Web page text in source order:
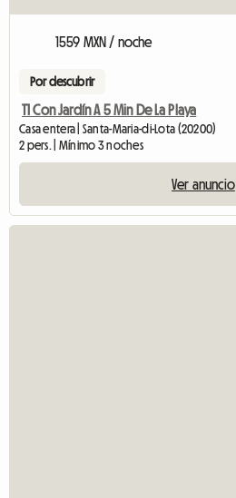
1559 MXN / noche
Por descubrir
T1 Con Jardín A 5 Min De La Playa
Casa entera | Santa-Maria-di-Lota (20200)
2 pers. | Mínimo 3 noches
Ver anuncio